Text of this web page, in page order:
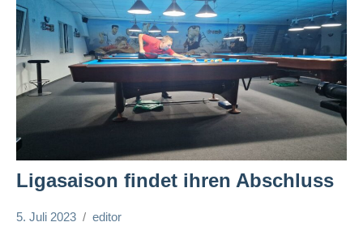
Ligasaison findet ihren Abschluss
5. Juli 2023 editor